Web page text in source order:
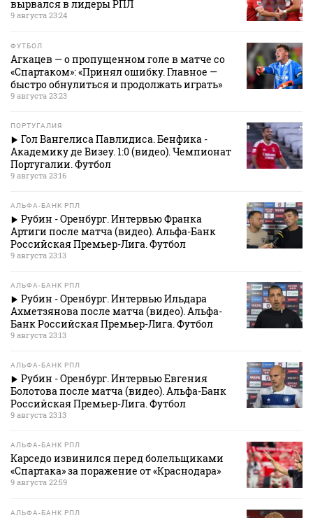
вырвался в лидеры РПЛ
9 августа 23:24
ФУТБОЛ
Агкацев — о пропущенном голе в матче со
«Спартаком»: «Принял ошибку. Главное —
быстро обнулиться и продолжать играть»
9 августа 23:23
ПОРТУГАЛИЯ
Гол Вангелиса Павлидиса. Бенфика -
Академику де Визеу. 1:0 (видео). Чемпионат
Португалии. Футбол
9 августа 23:16
АЛЬФА-БАНК РПЛ
Рубин - Оренбург. Интервью Франка
Артиги после матча (видео). Альфа-Банк
Российская Премьер-Лига. Футбол
9 августа 23:13
АЛЬФА-БАНК РПЛ
Рубин - Оренбург. Интервью Ильдара
Ахметзянова после матча (видео). Альфа-
Банк Российская Премьер-Лига. Футбол
9 августа 23:13
АЛЬФА-БАНК РПЛ
Рубин - Оренбург. Интервью Евгения
Болотова после матча (видео). Альфа-Банк
Российская Премьер-Лига. Футбол
9 августа 23:13
АЛЬФА-БАНК РПЛ
Карседо извинился перед болельщиками
«Спартака» за поражение от «Краснодара»
9 августа 22:59
АЛЬФА-БАНК РПЛ